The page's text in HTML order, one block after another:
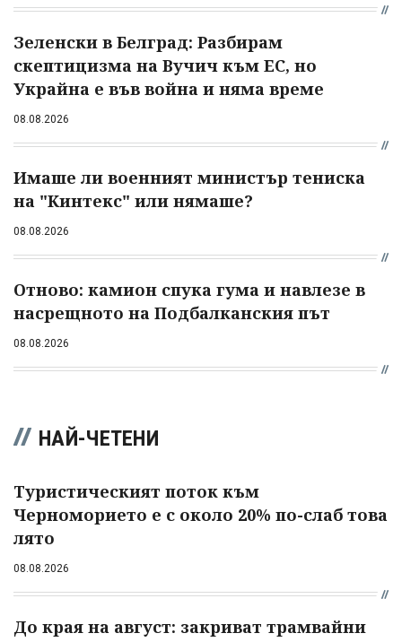
Зеленски в Белград: Разбирам
скептицизма на Вучич към ЕС, но
Украйна е във война и няма време
08.08.2026
Имаше ли военният министър тениска
на "Кинтекс" или нямаше?
08.08.2026
Отново: камион спука гума и навлезе в
насрещното на Подбалканския път
08.08.2026
НАЙ-ЧЕТЕНИ
Туристическият поток към
Черноморието е с около 20% по-слаб това
лято
08.08.2026
До края на август: закриват трамвайни